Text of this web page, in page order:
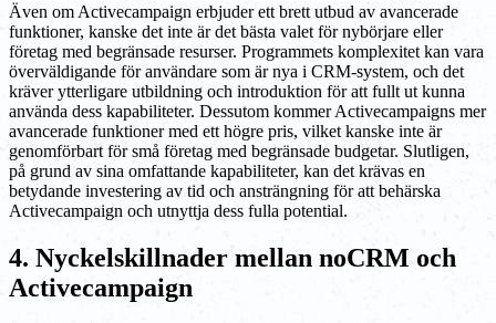
Även om Activecampaign erbjuder ett brett utbud av avancerade
funktioner, kanske det inte är det bästa valet för nybörjare eller
företag med begränsade resurser. Programmets komplexitet kan vara
överväldigande för användare som är nya i CRM-system, och det
kräver ytterligare utbildning och introduktion för att fullt ut kunna
använda dess kapabiliteter. Dessutom kommer Activecampaigns mer
avancerade funktioner med ett högre pris, vilket kanske inte är
genomförbart för små företag med begränsade budgetar. Slutligen,
på grund av sina omfattande kapabiliteter, kan det krävas en
betydande investering av tid och ansträngning för att behärska
Activecampaign och utnyttja dess fulla potential.
4. Nyckelskillnader mellan noCRM och
Activecampaign